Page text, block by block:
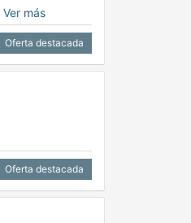
Ver más
Oferta destacada
Oferta destacada